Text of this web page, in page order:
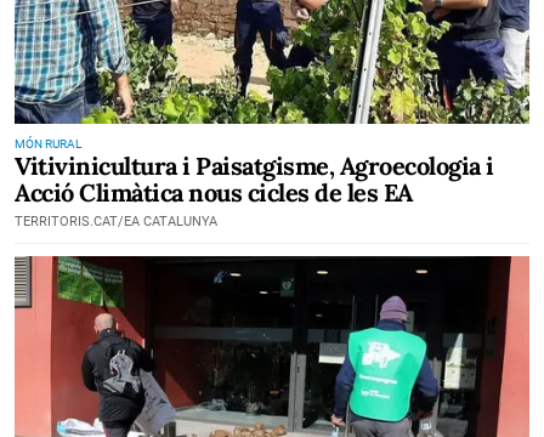
MÓN RURAL
Vitivinicultura i Paisatgisme, Agroecologia i
Acció Climàtica nous cicles de les EA
TERRITORIS.CAT/EA CATALUNYA